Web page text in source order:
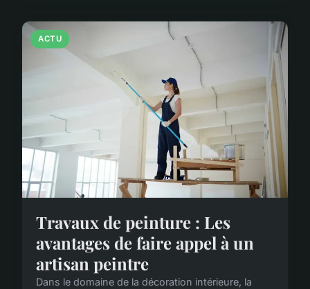
ACTU
Travaux de peinture : Les
avantages de faire appel à un
artisan peintre
Dans le domaine de la décoration intérieure, la